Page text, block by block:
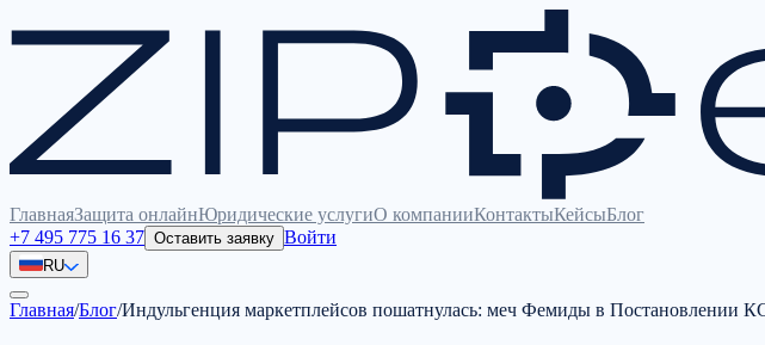
ГлавнаяЗащита онлайнЮридические услугиО компанииКонтактыКейсыБлог
+7 495 775 16 37 Оставить заявку Войти
RU
Главная/Блог/Индульгенция маркетплейсов пошатнулась: меч Фемиды в